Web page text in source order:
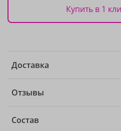
Купить в 1
Доставка
Отзывы
Состав